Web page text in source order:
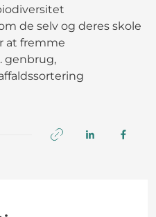
de selv og deres skole
at fremme
genbrug,